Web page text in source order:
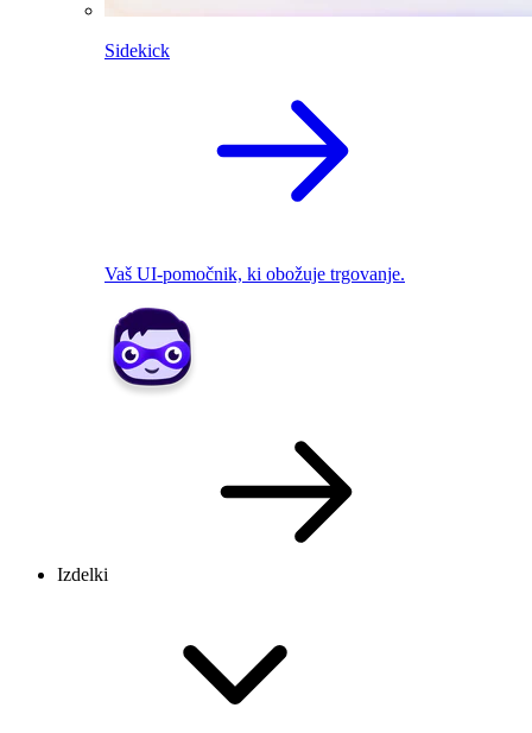
Sidekick
Vaš UI-pomočnik, ki obožuje trgovanje.
Izdelki